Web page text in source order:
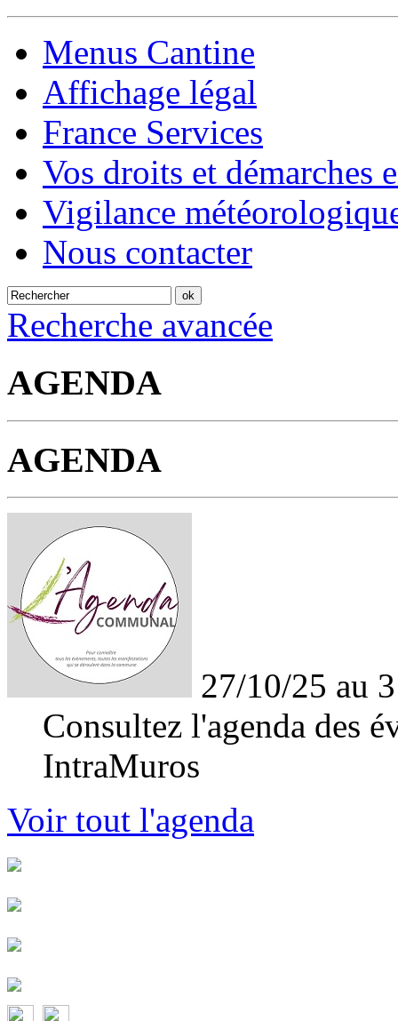
Menus Cantine
Affichage légal
France Services
Vos droits et démarches
Vigilance
Nous contacter
Recherche avancée
AGENDA
AGENDA
27/10/25 au
Consultez l'agenda des
IntraMuros
Voir tout l'agenda